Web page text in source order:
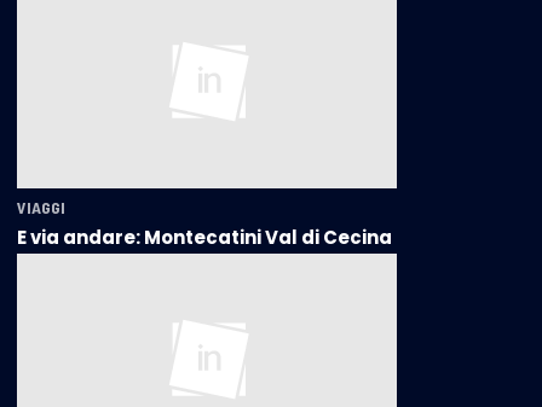
VIAGGI
E via andare: Montecatini Val di Cecina